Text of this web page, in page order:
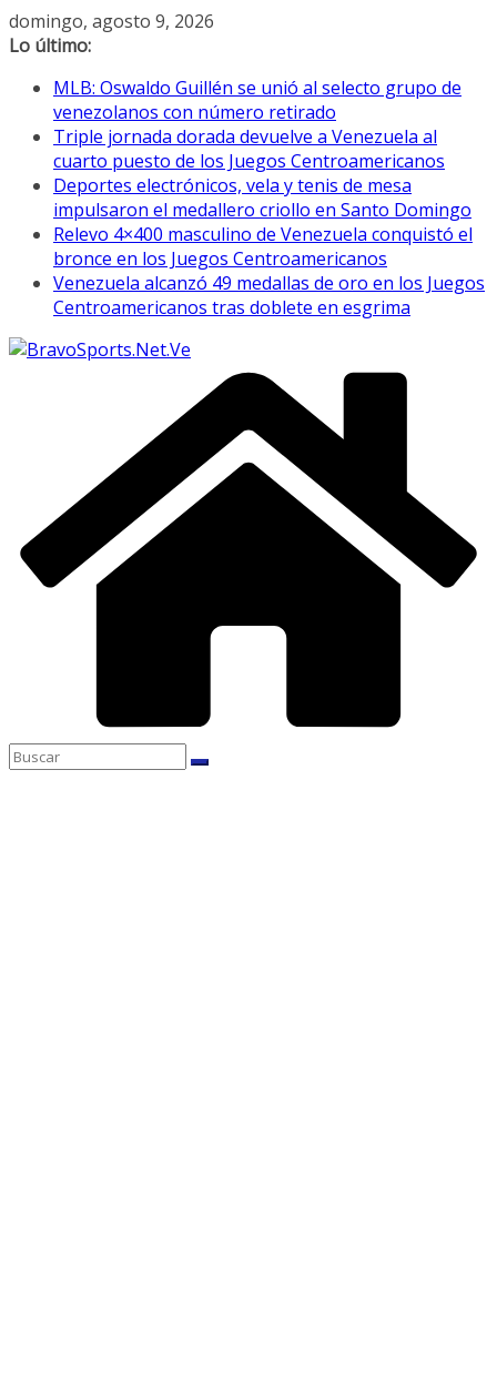
Saltar
al
domingo, agosto 9, 2026
Lo último:
MLB: Oswaldo Guillén se unió al selecto grupo de
venezolanos con número retirado
Triple jornada dorada devuelve a Venezuela al
cuarto puesto de los Juegos Centroamericanos
Deportes electrónicos, vela y tenis de mesa
impulsaron el medallero criollo en Santo Domingo
Relevo 4×400 masculino de Venezuela conquistó el
bronce en los Juegos Centroamericanos
Venezuela alcanzó 49 medallas de oro en los Juegos
Centroamericanos tras doblete en esgrima